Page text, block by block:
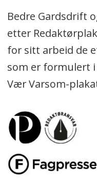
Bedre Gardsdrift
etter
for sitt arbeid de
som er formulert
Vær Varsom-